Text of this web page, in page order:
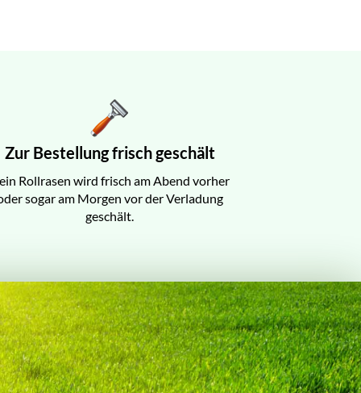
Zur Bestellung frisch geschält
Rollrasen wird frisch am Abend vorher
sogar am Morgen vor der Verladung
geschält.